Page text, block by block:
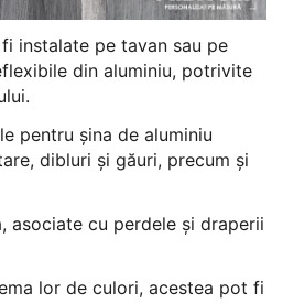
instalate pe tavan sau pe
din aluminiu, potrivite
pentru șina de aluminiu
dibluri și găuri, precum și
asociate cu perdele și draperii
lor de culori, acestea pot fi